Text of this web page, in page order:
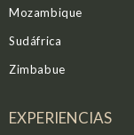
Mozambique
Sudáfrica
Zimbabue
EXPERIENCIAS